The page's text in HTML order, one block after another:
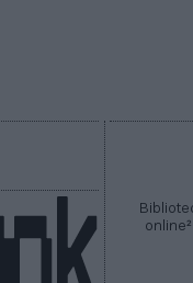
online